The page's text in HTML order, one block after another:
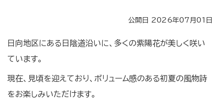
公開日 2026年07月01日
日向地区にある日陰道沿いに、多くの紫陽花が美しく咲い
ています。
現在、見頃を迎えており、ボリューム感のある初夏の風物詩
をお楽しみいただけます。